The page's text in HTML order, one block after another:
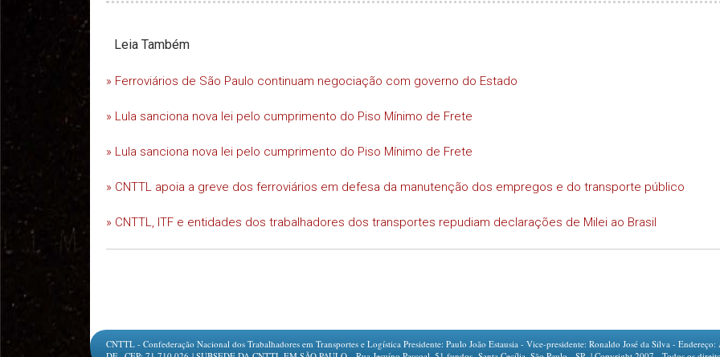
Leia Também
» Ferroviários de São Paulo continuam negociação com governo do Estado
» Lula sanciona nova lei pelo cumprimento do Piso Mínimo de Frete
» Lula sanciona nova lei pelo cumprimento do Piso Mínimo de Frete
» CNTTL apoia a greve dos ferroviários em defesa da manutenção dos empregos e do transporte público
» CNTTL, ITF e entidades dos trabalhadores dos transportes repudiam declarações de Milei ao Brasil
CNTTL - Confederação Nacional dos Trabalhadores em Transportes e Logística Presidente: Paulo João Estausia - Vice-presidente: Ronaldo José da Silva -